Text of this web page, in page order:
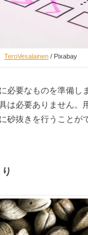
TeroVesalainen / Pixabay
必要なものを準備し
は必要ありません。
砂抜きを行うことが